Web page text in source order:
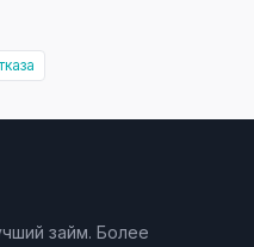
займ. Более